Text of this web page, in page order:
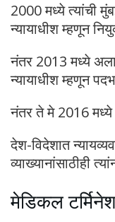
2000 मध्ये त्यांची
न्यायाधीश म्हणून
नंतर 2013 मध्ये
न्यायाधीश म्हणून
नंतर ते मे 2016 मध्ये
देश-विदेशात
व्याख्यानांसाठीही
मेडिकल